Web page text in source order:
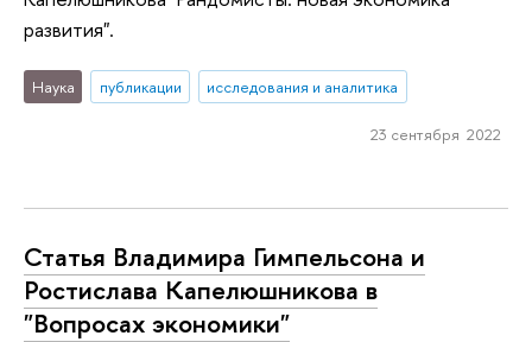
развития".
Наука публикации исследования и аналитика
23 сентября 2022
Статья Владимира Гимпельсона и
Ростислава Капелюшникова в
"Вопросах экономики"